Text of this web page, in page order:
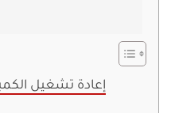
1. إعادة تشغيل